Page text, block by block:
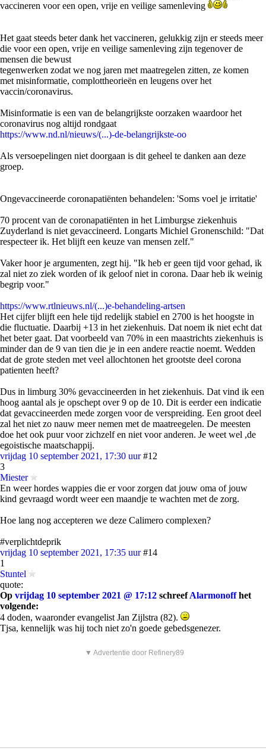
vaccineren voor een open, vrije en veilige samenleving
Het gaat steeds beter dank het vaccineren, gelukkig zijn er steeds meer
die voor een open, vrije en veilige samenleving zijn tegenover de
mensen die bewust
tegenwerken zodat we nog jaren met maatregelen zitten, ze komen
met misinformatie, complottheorieën en leugens over het
vaccin/coronavirus.
Misinformatie is een van de belangrijkste oorzaken waardoor het
coronavirus nog altijd rondgaat
https://www.nd.nl/nieuws/(...)-de-belangrijkste-oo
Als versoepelingen niet doorgaan is dit geheel te danken aan deze
groep.
Ongevaccineerde coronapatiënten behandelen: 'Soms voel je irritatie'
70 procent van de coronapatiënten in het Limburgse ziekenhuis
Zuyderland is niet gevaccineerd. Longarts Michiel Gronenschild: "Dat
respecteer ik. Het blijft een keuze van mensen zelf."
Vaker hoor je argumenten, zegt hij. "Ik heb er geen tijd voor gehad, ik
zal niet zo ziek worden of ik geloof niet in corona. Daar heb ik weinig
begrip voor."
https://www.rtlnieuws.nl/(...)e-behandeling-artsen
Het cijfer blijft een hele tijd redelijk stabiel en 2700 is het hoogste in
die fluctuatie. Daarbij +13 in het ziekenhuis. Dat noem ik niet echt dat
het beter gaat. Dat voorbeeld van 70% in een maastrichts ziekenhuis is
minder dan de 9 van tien die je in een andere reactie noemt. Wedden
dat de grote steden met veel allochtonen het grootste deel corona
patienten heeft?
Dus in limburg 30% gevaccineerden in het ziekenhuis. Dat vind ik een
hoog aantal als je opschept over 9 op de 10. Dit is eerder een indicatie
dat gevaccineerden mede zorgen voor de verspreiding. Een groot deel
zal het niet zo nauw meer nemen met de maatreegelen. De meesten
doe het ook puur voor zichzelf en niet voor anderen. Je weet wel ,de
egoistische maatschappij.
vrijdag 10 september 2021, 17:30 uur #12
3
Miester
En weer hordes wappies die er voor zorgen dat jouw oma of jouw
kind gevraagd wordt weer een maandje te wachten met de zorg.
Hoe lang nog accepteren we deze Calimero complexen?
#verplichtdeprik
vrijdag 10 september 2021, 17:35 uur #14
1
Stuntel
quote:
Op vrijdag 10 september 2021 @ 17:12 schreefAlarmonoffhet
volgende:
4 doden, waaronder evangelist Jan Zijlstra (82).
Tjsa, kennelijk was hij toch niet zo'n goede gebedsgenezer.
▼ Advertentie door Refinery89